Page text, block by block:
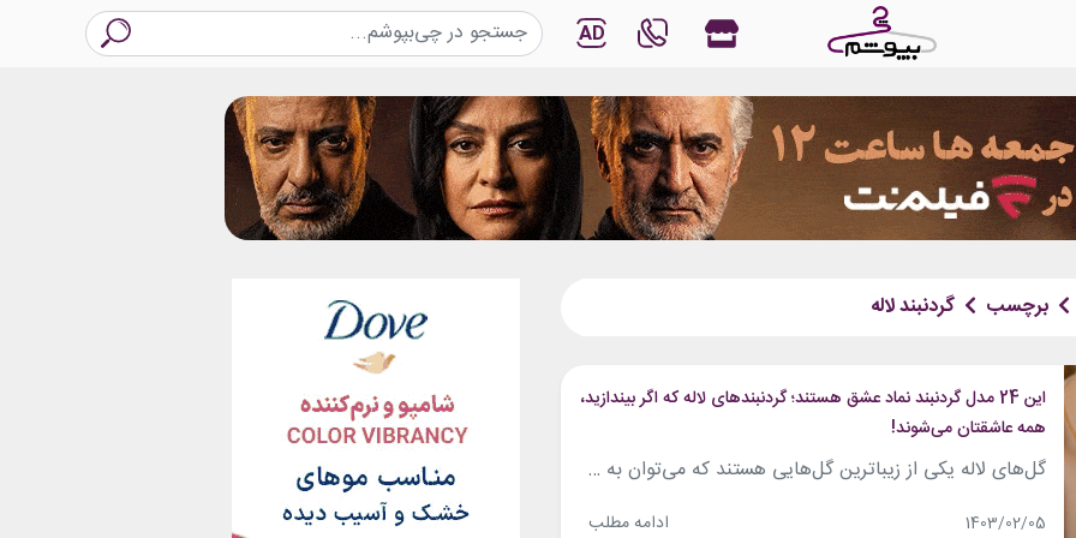
AD
برچسب گردنبند لاله
این 24 مدل گردنبند نماد عشق هستند؛ گردنبندهای لاله که اگر بیندازید،
همه عاشقتان می‌شوند!
گل‌های لاله یکی از زیباترین گل‌هایی هستند که می‌توان به عنوان گردنبند استفاده شوند. نام گل لاله از کلمه لال یا همان کلمه لعل از زبان سانسکریت به معنی «قرمز» گرفته شده‌است. گل لاله که در فرهنگ‌‌های مختلف به عنوان نماد قدرت، دوستی، شادابی، عشق و خوشبختی شناخته می‌شود، از گل های زیبا و جذابی...
1403/02/05 ادامه مطلب